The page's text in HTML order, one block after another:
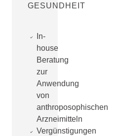
GESUNDHEIT
In-
house
Beratung
zur
Anwendung
von
anthroposophischen
Arzneimitteln
Vergünstigungen